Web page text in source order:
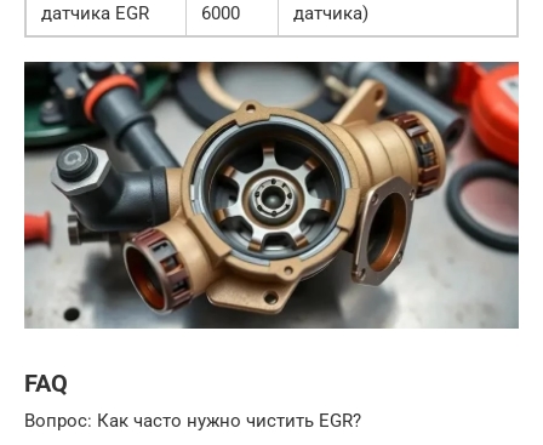
датчика EGR
6000
датчика)
FAQ
Вопрос: Как часто нужно чистить EGR?